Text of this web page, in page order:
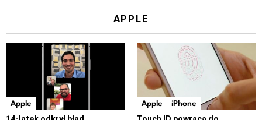
APPLE
Apple Apple iPhone